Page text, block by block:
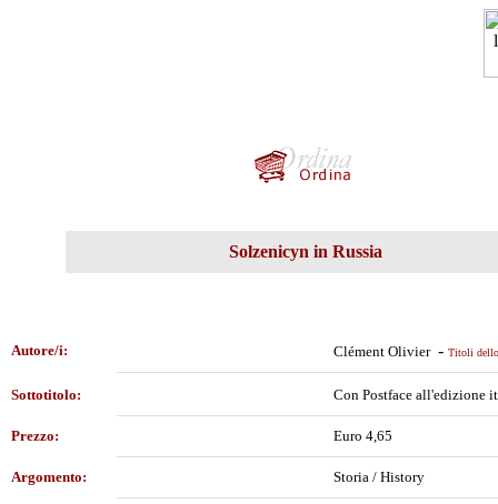
Solzenicyn in Russia
Autore/i: Clément Olivier - Titoli dello
Sottotitolo: Con Postface all'edizione
Prezzo: Euro 4,65
Argomento: Storia / History